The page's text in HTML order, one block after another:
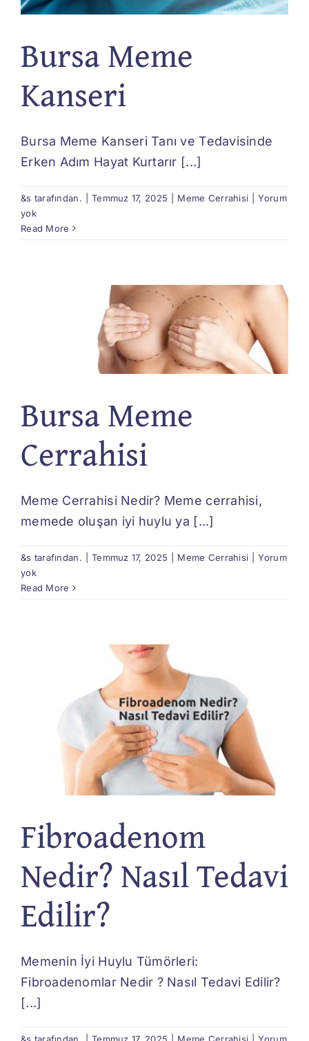
Bursa Meme
Kanseri
Bursa Meme Kanseri Tanı ve Tedavisinde
Erken Adım Hayat Kurtarır [...]
&s tarafından. Temmuz 17, 2025 Meme Cerrahisi
Yorum
yok
Read More
Bursa Meme
Cerrahisi
Meme Cerrahisi Nedir? Meme cerrahisi,
memede oluşan iyi huylu ya [...]
&s tarafından. Temmuz 17, 2025 Meme Cerrahisi
Yorum
yok
Read More
Fibroadenom
Nedir? Nasıl Tedavi
Edilir?
Memenin İyi Huylu Tümörleri:
Fibroadenomlar Nedir ? Nasıl Tedavi Edilir?
[...]